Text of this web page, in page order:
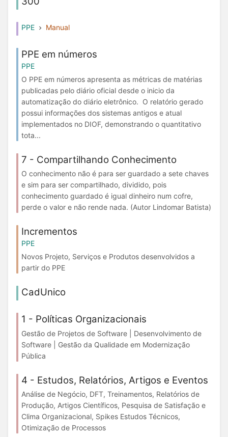
PPE Manual
PPE em números
PPE
O PPE em números apresenta as métricas de matérias
publicadas pelo diário oficial desde o inicio da
automatização do diário eletrônico. O relatório gerado
possui informações dos sistemas antigos e atual
implementados no DIOF, demonstrando o quantitativo
tota...
7 - Compartilhando Conhecimento
O conhecimento não é para ser guardado a sete chaves
e sim para ser compartilhado, dividido, pois
conhecimento guardado é igual dinheiro num cofre,
perde o valor e não rende nada. (Autor Lindomar Batista)
Incrementos
PPE
Novos Projeto, Serviços e Produtos desenvolvidos a
partir do PPE
CadUnico
1 - Políticas Organizacionais
Gestão de Projetos de Software | Desenvolvimento de
Software | Gestão da Qualidade em Modernização
Pública
4 - Estudos, Relatórios, Artigos e Eventos
Análise de Negócio, DFT, Treinamentos, Relatórios de
Produção, Artigos Científicos, Pesquisa de Satisfação e
Clima Organizacional, Spikes Estudos Técnicos,
Otimização de Processos